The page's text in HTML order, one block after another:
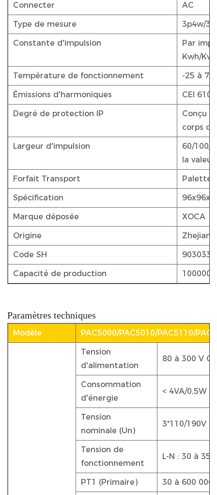
Connecter AC
Type de mesure 3p4w/
Constante d'impulsion
Par
Kwh/
Température de fonctionnement -25 à
Émissions d'harmoniques CEI
Degré de protection IP
Conçu
corps
Largeur d'impulsion
60/100/
la
Forfait Transport
Spécification
Marque déposée XOCA
Origine
Code SH
Capacité de production
Paramètres techniques
Modèle PAC5000/PAC5010/PAC5110/
Tension
d'alimentation
80 à 300 V
Consommation
d'énergie
< 4VA/0,5W
Tension
nominale (Un)
3*110/190V
Tension de
fonctionnement
L-N : 30 à
PT1 (Primaire) 30 à 600 000